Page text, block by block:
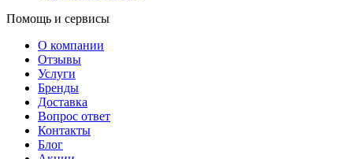
Помощь и сервисы
О компании
Отзывы
Услуги
Бренды
Доставка
Вопрос ответ
Контакты
Блог